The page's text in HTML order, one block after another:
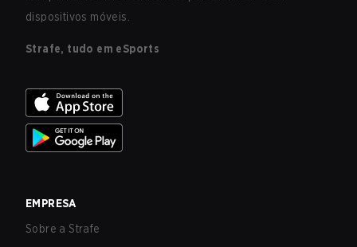
dispositivos móveis.
Strafe, tudo em eSports
EMPRESA
Sobre a Strafe